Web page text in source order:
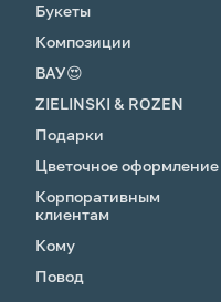
Букеты
Композиции
ВАУ😍
ZIELINSKI & ROZEN
Подарки
Цветочное оформление
Корпоративным
клиентам
Кому
Повод